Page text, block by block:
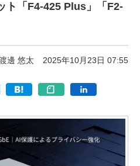
ト「F4-425 Plus」「F2-
邊 悠太 2025年10月23日 07:55